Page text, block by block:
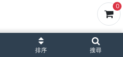
0
排序 搜尋